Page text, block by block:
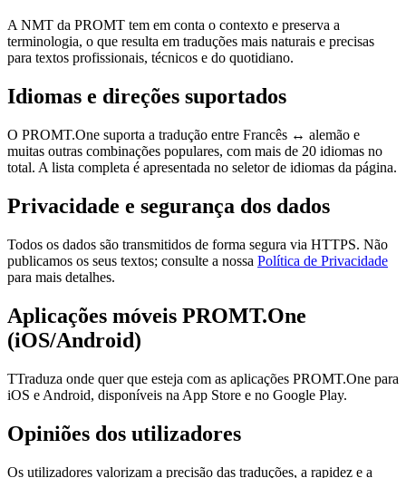
A NMT da PROMT tem em conta o contexto e preserva a
terminologia, o que resulta em traduções mais naturais e precisas
para textos profissionais, técnicos e do quotidiano.
Idiomas e direções suportados
O PROMT.One suporta a tradução entre Francês ↔ alemão e
muitas outras combinações populares, com mais de 20 idiomas no
total. A lista completa é apresentada no seletor de idiomas da página.
Privacidade e segurança dos dados
Todos os dados são transmitidos de forma segura via HTTPS. Não
publicamos os seus textos; consulte a nossa Política de Privacidade
para mais detalhes.
Aplicações móveis PROMT.One
(iOS/Android)
TTraduza onde quer que esteja com as aplicações PROMT.One para
iOS e Android, disponíveis na App Store e no Google Play.
Opiniões dos utilizadores
Os utilizadores valorizam a precisão das traduções, a rapidez e a